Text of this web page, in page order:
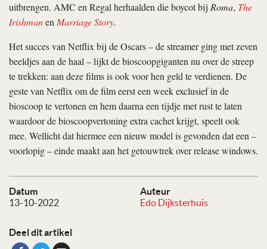
Datum
13-10-2022
Auteur
Edo Dijksterhuis
Deel dit artikel
uitbrengen. AMC en Regal herhaalden die boycot bij Roma, The
IrishmanenMarriage Story.
Het succes van Netflix bij de Oscars – de streamer ging met zeven
beeldjes aan de haal – lijkt de bioscoopgiganten nu over de streep
te trekken: aan deze films is ook voor hen geld te verdienen. De
geste van Netflix om de film eerst een week exclusief in de
bioscoop te vertonen en hem daarna een tijdje met rust te laten
waardoor de bioscoopvertoning extra cachet krijgt, speelt ook
mee. Wellicht dat hiermee een nieuw model is gevonden dat een –
voorlopig – einde maakt aan het getouwtrek over release windows.